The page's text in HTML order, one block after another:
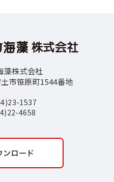
藻株式会社
市笹原町1544番地
1537
4658